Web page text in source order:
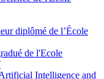
diplômé de l’École
de l'Ecole
Intelligence and